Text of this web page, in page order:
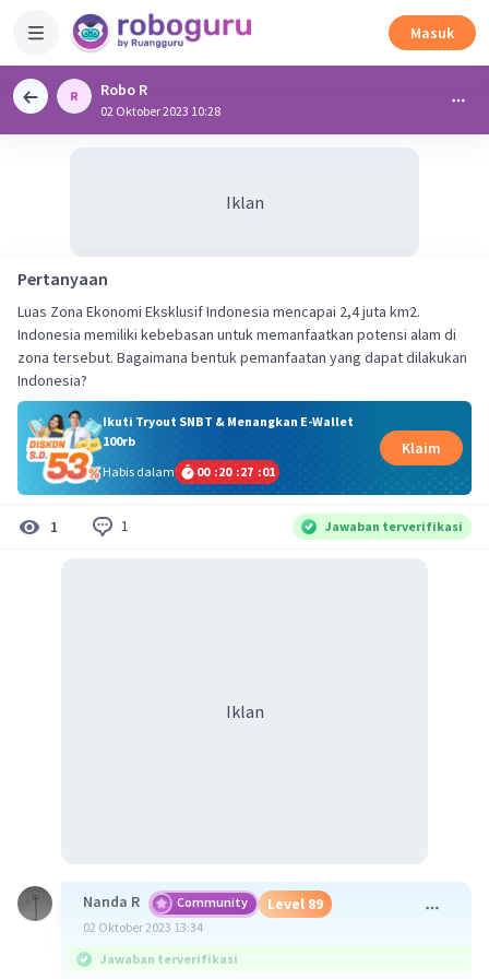
Masuk
Robo R
02 Oktober 2023 10:28
Iklan
Pertanyaan
Luas Zona Ekonomi Eksklusif Indonesia mencapai 2,4 juta km2.
Indonesia memiliki kebebasan untuk memanfaatkan potensi alam di
zona tersebut. Bagaimana bentuk pemanfaatan yang dapat dilakukan
Indonesia?
Ikuti Tryout SNBT & Menangkan E-Wallet
100rb
Habis dalam
00 :20 :27 :01
Klaim
1 1 Jawaban terverifikasi
Iklan
Nanda R Community Level 89
02 Oktober 2023 13:34
Jawaban terverifikasi